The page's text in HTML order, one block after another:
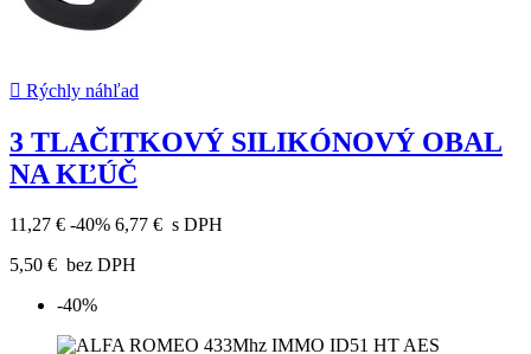
 Rýchly náhľad
3 TLAČITKOVÝ SILIKÓNOVÝ OBAL
NA KĽÚČ
11,27 € -40% 6,77 € s DPH
5,50 € bez DPH
-40%